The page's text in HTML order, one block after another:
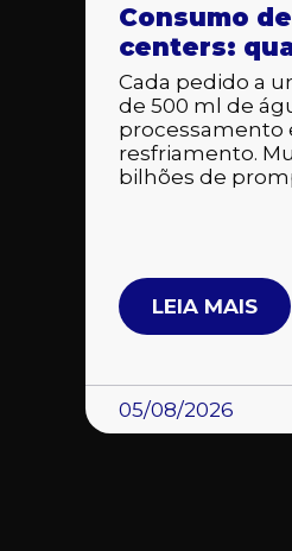
Consumo
centers:
Cada pedido a
de 500 ml de
processamento
resfriamento.
bilhões de
LEIA MAIS
05/08/2026